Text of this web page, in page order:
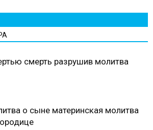
смерть разрушив молитва
о сыне материнская молитва